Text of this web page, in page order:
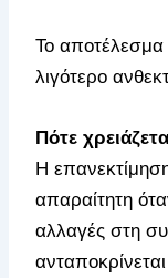
Το αποτέλεσμα
λιγότερο
Πότε
Η
απαραίτητη
αλλαγές στη